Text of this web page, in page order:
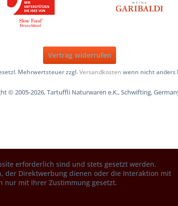
Vertrag widerrufen
Mehrwertsteuer zzgl.Versandkosten wenn nicht anders
© 2005-2026, Tartuffli Naturwaren e.K., Schwifting,
erforderlich sind und stets gesetzt werden.
der Direktwerbung dienen oder die Interaktion mit
nur mit Ihrer Zustimmung gesetzt.